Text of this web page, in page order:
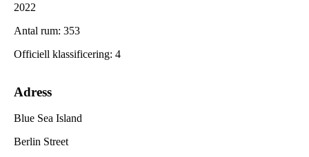
2022
Antal rum: 353
Officiell klassificering: 4
Adress
Blue Sea Island
Berlin Street